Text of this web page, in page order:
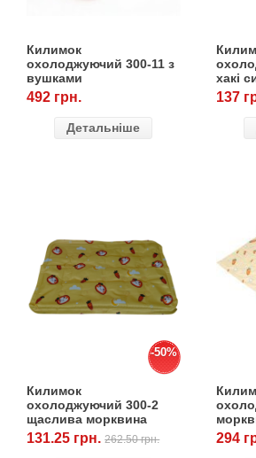
Килимок
охолоджуючий 300-11 з
вушками
492 грн.
Детальніше
хакі
137
-50%
Килимок
охолоджуючий 300-2
щаслива морквина
(УЦІНКА)
131.25 грн.262.50 грн. 294
Ласощі та корма
Лежаки, будиночки, охолоджуючи
Перенесення, сумки, клітини
Післяопераційні засоби та витратні
матеріали
Подарункові сертифікати
Товари для голубів
Товари для гризунів